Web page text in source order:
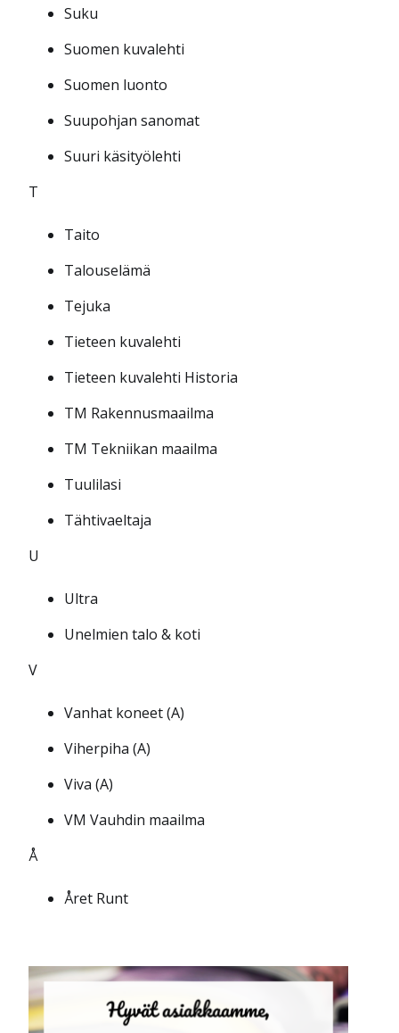
Suku
Suomen kuvalehti
Suomen luonto
Suupohjan sanomat
Suuri käsityölehti
T
Taito
Talouselämä
Tejuka
Tieteen kuvalehti
Tieteen kuvalehti Historia
TM Rakennusmaailma
TM Tekniikan maailma
Tuulilasi
Tähtivaeltaja
U
Ultra
Unelmien talo & koti
V
Vanhat koneet (A)
Viherpiha (A)
Viva (A)
VM Vauhdin maailma
Å
Året Runt